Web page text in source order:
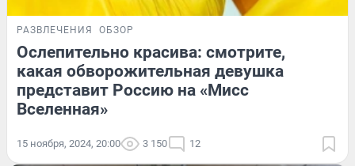
РАЗВЛЕЧЕНИЯ ОБЗОР
Ослепительно красива: смотрите,
какая обворожительная девушка
представит Россию на «Мисс
Вселенная»
15 ноября, 2024, 20:00 3 150 12